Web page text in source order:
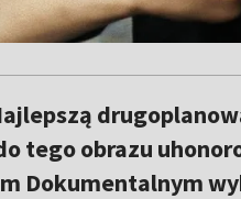
tego obrazu
Dokumentalnym